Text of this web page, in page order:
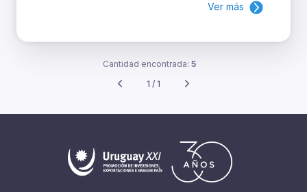
Ver más
Cantidad encontrada: 5
1 / 1